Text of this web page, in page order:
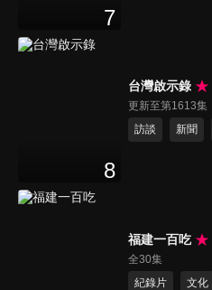
7
8
台灣啟示錄
更新至第1613集
訪談
新聞
福建一百吃
全30集
紀錄片
文化